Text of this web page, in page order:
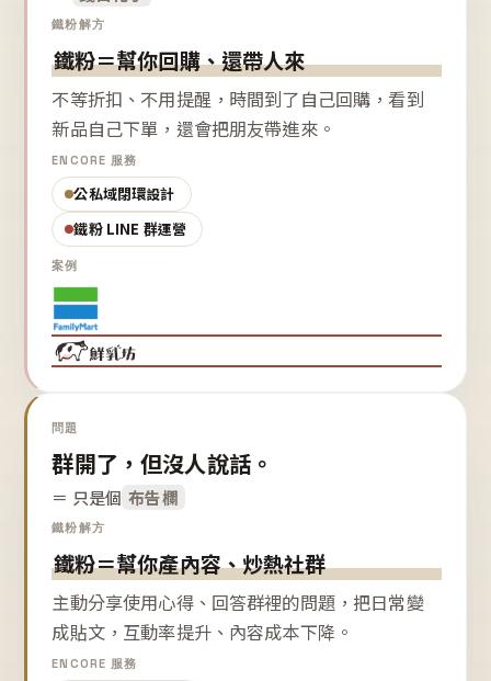
鐵粉解方
鐵粉＝幫你回購、還帶人來
不等折扣、不用提醒，時間到了自己回購，看到
新品自己下單，還會把朋友帶進來。
ENCORE 服務
公私域閉環設計
鐵粉 LINE 群運營
案例
問題
群開了，但沒人說話。
＝ 只是個 布告欄
鐵粉解方
鐵粉＝幫你產內容、炒熱社群
主動分享使用心得、回答群裡的問題，把日常變
成貼文，互動率提升、內容成本下降。
ENCORE 服務